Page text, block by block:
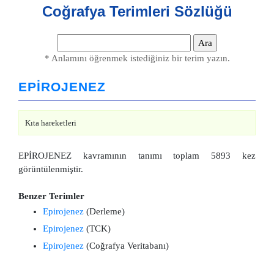
Coğrafya Terimleri Sözlüğü
* Anlamını öğrenmek istediğiniz bir terim yazın.
EPİROJENEZ
Kıta hareketleri
EPİROJENEZ kavramının tanımı toplam 5893 kez
görüntülenmiştir.
Benzer Terimler
Epirojenez (Derleme)
Epirojenez (TCK)
Epirojenez (Coğrafya Veritabanı)